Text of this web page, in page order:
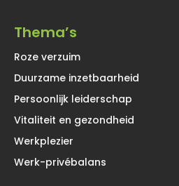
Thema’s
Roze verzuim
Duurzame inzetbaarheid
Persoonlijk leiderschap
Vitaliteit en gezondheid
Werkplezier
Werk-privébalans